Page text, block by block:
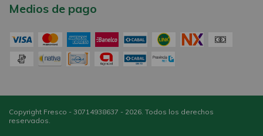
Medios de pago
Copyright Fresco - 30714938637 - 2026. Todos los derechos
reservados.